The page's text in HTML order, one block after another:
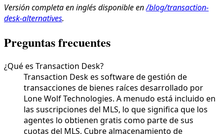
Versión completa en inglés disponible en/blog/transaction-
desk-alternatives.
Preguntas frecuentes
¿Qué es Transaction Desk?
Transaction Desk es software de gestión de
transacciones de bienes raíces desarrollado por
Lone Wolf Technologies. A menudo está incluido en
las suscripciones del MLS, lo que significa que los
agentes lo obtienen gratis como parte de sus
cuotas del MLS. Cubre almacenamiento de